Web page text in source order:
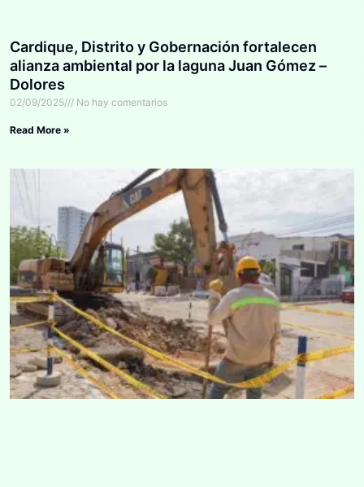
Cardique, Distrito y Gobernación fortalecen
alianza ambiental por la laguna Juan Gómez –
Dolores
02/09/2025 No hay comentarios
Read More »